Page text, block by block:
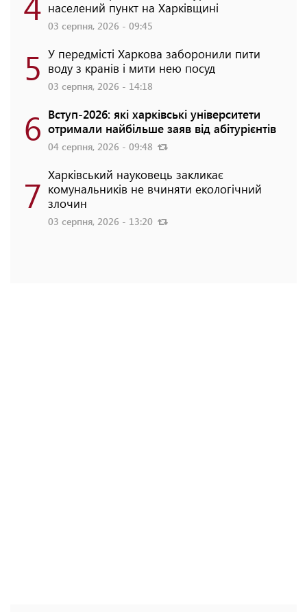
населений пункт на Харківщині
03 серпня, 2026 - 09:45
5 У передмісті Харкова заборонили пити
воду з кранів і мити нею посуд
03 серпня, 2026 - 14:18
6 Вступ-2026: які харківські університети
отримали найбільше заяв від абітурієнтів
04 серпня, 2026 - 09:48
7 Харківський науковець закликає
комунальників не вчиняти екологічний
злочин
03 серпня, 2026 - 13:20